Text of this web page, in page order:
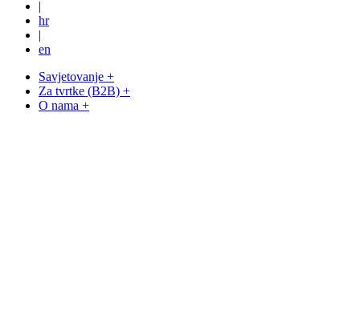
|
hr
|
en
Savjetovanje +
Za tvrtke (B2B) +
O nama +